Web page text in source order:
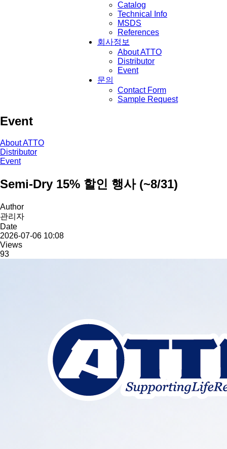
Catalog
Technical Info
MSDS
References
회사정보
About ATTO
Distributor
Event
문의
Contact Form
Sample Request
Event
About ATTO
Distributor
Event
Semi-Dry 15% 할인 행사 (~8/31)
Author
관리자
Date
2026-07-06 10:08
Views
93